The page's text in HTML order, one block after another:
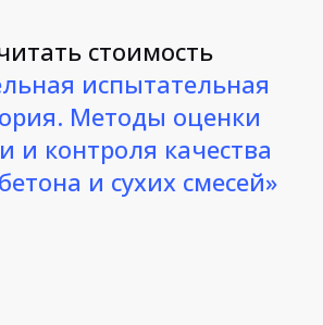
стоимость
испытательная
Методы оценки
и контроля качества
и сухих смесей»